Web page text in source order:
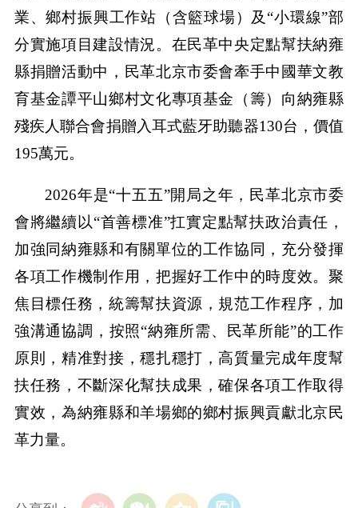
業、鄉村振興工作站（含籃球場）及“小環線”部
分實施項目建設情況。在民革中央定點幫扶納雍
縣捐贈活動中，民革北京市委會牽手中國華文教
育基金譚平山鄉村文化專項基金（籌）向納雍縣
殘疾人聯合會捐贈入耳式藍牙助聽器130台，價值
195萬元。
2026年是“十五五”開局之年，民革北京市委
會將繼續以“首善標准”扛實定點幫扶政治責任，
加強同納雍縣和有關單位的工作協同，充分發揮
各項工作機制作用，把握好工作中的時度效。聚
焦目標任務，統籌幫扶資源，規范工作程序，加
強溝通協調，按照“納雍所需、民革所能”的工作
原則，精准對接，穩扎穩打，高質量完成年度幫
扶任務，不斷深化幫扶成果，確保各項工作取得
實效，為納雍縣和羊場鄉的鄉村振興貢獻北京民
革力量。